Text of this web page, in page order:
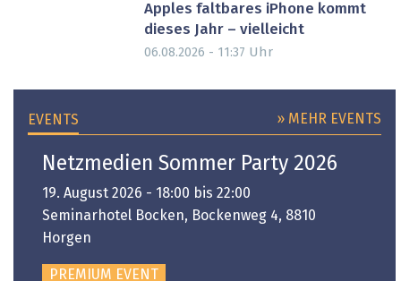
Apples faltbares iPhone kommt
dieses Jahr – vielleicht
06.08.2026 - 11:37 Uhr
EVENTS » MEHR EVENTS
Netzmedien Sommer Party 2026
19. August 2026 - 18:00 bis 22:00
Seminarhotel Bocken, Bockenweg 4, 8810
Horgen
PREMIUM EVENT